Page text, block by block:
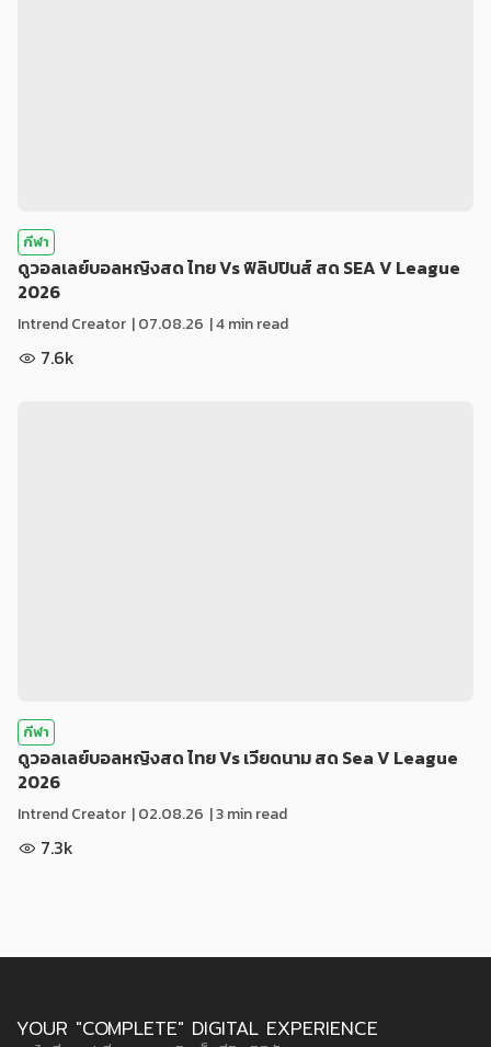
กีฬา
ดูวอลเลย์บอลหญิงสด ไทย Vs ฟิลิปปินส์ สด SEA V League
2026
Intrend Creator |07.08.26 | 4 min read
7.6k
กีฬา
ดูวอลเลย์บอลหญิงสด ไทย Vs เวียดนาม สด Sea V League
2026
Intrend Creator |02.08.26 | 3 min read
7.3k
YOUR "COMPLETE" DIGITAL EXPERIENCE